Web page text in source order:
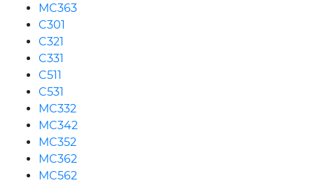
MC363
C301
C321
C331
C511
C531
MC332
MC342
MC352
MC362
MC562